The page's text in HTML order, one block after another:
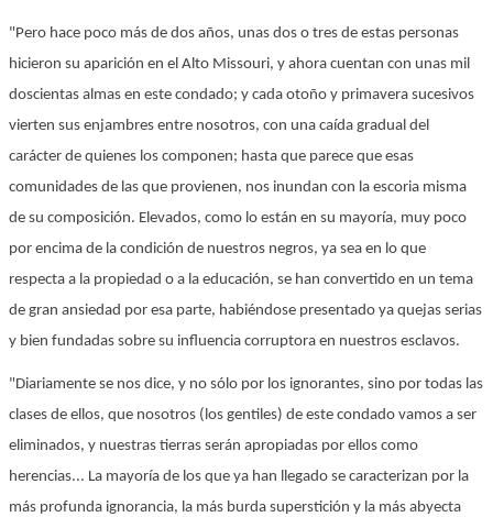
"Pero hace poco más de dos años, unas dos o tres de estas personas
hicieron su aparición en el Alto Missouri, y ahora cuentan con unas mil
doscientas almas en este condado; y cada otoño y primavera sucesivos
vierten sus enjambres entre nosotros, con una caída gradual del
carácter de quienes los componen; hasta que parece que esas
comunidades de las que provienen, nos inundan con la escoria misma
de su composición. Elevados, como lo están en su mayoría, muy poco
por encima de la condición de nuestros negros, ya sea en lo que
respecta a la propiedad o a la educación, se han convertido en un tema
de gran ansiedad por esa parte, habiéndose presentado ya quejas serias
y bien fundadas sobre su influencia corruptora en nuestros esclavos.
"Diariamente se nos dice, y no sólo por los ignorantes, sino por todas las
clases de ellos, que nosotros (los gentiles) de este condado vamos a ser
eliminados, y nuestras tierras serán apropiadas por ellos como
herencias... La mayoría de los que ya han llegado se caracterizan por la
más profunda ignorancia, la más burda superstición y la más abyecta